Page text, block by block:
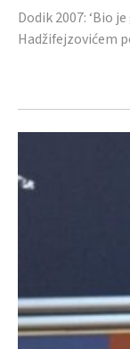
Dodik 2007: ‘Bio
Hadžifejzovićem